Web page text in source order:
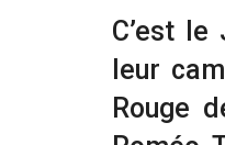
C’est
leur
Rouge